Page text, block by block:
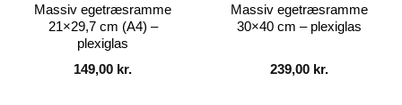
Massiv egetræsramme
21×29,7 cm (A4) –
plexiglas
149,00 kr.
Massiv egetræsramme
30×40 cm – plexiglas
239,00 kr.